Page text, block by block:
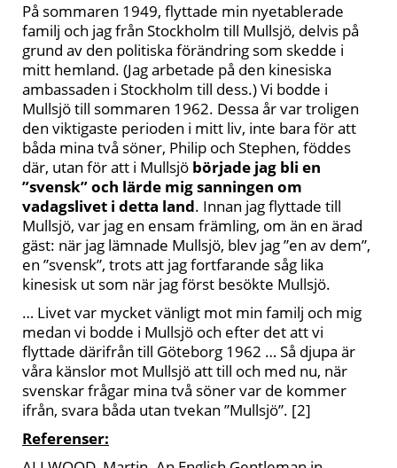
På sommaren 1949, flyttade min nyetablerade
familj och jag från Stockholm till Mullsjö, delvis på
grund av den politiska förändring som skedde i
mitt hemland. (Jag arbetade på den kinesiska
ambassaden i Stockholm till dess.) Vi bodde i
Mullsjö till sommaren 1962. Dessa år var troligen
den viktigaste perioden i mitt liv, inte bara för att
båda mina två söner, Philip och Stephen, föddes
där, utan för att i Mullsjö började jag bli en
”svensk” och lärde mig sanningen om
vadagslivet i detta land. Innan jag flyttade till
Mullsjö, var jag en ensam främling, om än en ärad
gäst: när jag lämnade Mullsjö, blev jag ”en av dem”,
en ”svensk”, trots att jag fortfarande såg lika
kinesisk ut som när jag först besökte Mullsjö.
… Livet var mycket vänligt mot min familj och mig
medan vi bodde i Mullsjö och efter det att vi
flyttade därifrån till Göteborg 1962 … Så djupa är
våra känslor mot Mullsjö att till och med nu, när
svenskar frågar mina två söner var de kommer
ifrån, svara båda utan tvekan ”Mullsjö”. [2]
Referenser: